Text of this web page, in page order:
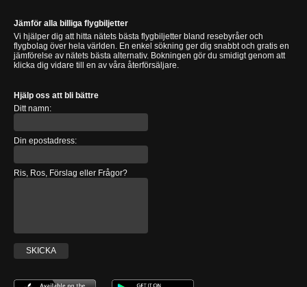
Jämför alla billiga flygbiljetter
Vi hjälper dig att hitta nätets bästa flygbiljetter bland resebyråer och
flygbolag över hela världen. En enkel sökning ger dig snabbt och gratis en
jämförelse av nätets bästa alternativ. Bokningen gör du smidigt genom att
klicka dig vidare till en av våra återförsäljare.
Hjälp oss att bli bättre
Ditt namn:
Din epostadress:
Ris, Ros, Förslag eller Frågor?
SKICKA